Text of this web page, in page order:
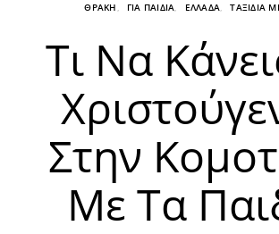
ΘΡΑΚΗ ΓΙΑ ΠΑΙΔΙΑ ΕΛΛΑΔΑ ΤΑΞΙΔΙΑ
Τι Να
Στην
Με Τα